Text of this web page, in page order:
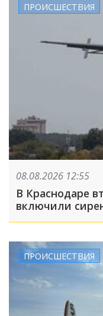
ПРОИСШЕСТВИЯ
08.08.2026 12:55
В Краснодаре
включили
ПРОИСШЕСТВИЯ